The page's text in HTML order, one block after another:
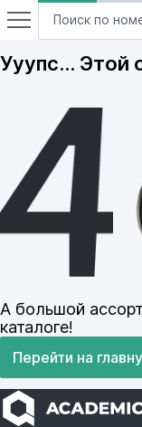
Ууупс… Этой
А большой
каталоге!
Перейти на